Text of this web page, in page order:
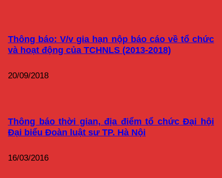
Thông báo: V/v gia hạn nộp báo cáo về tổ chức
và hoạt động của TCHNLS (2013-2018)
20/09/2018
Thông báo thời gian, địa điểm tổ chức Đại hội
Đại biểu Đoàn luật sư TP. Hà Nội
16/03/2016